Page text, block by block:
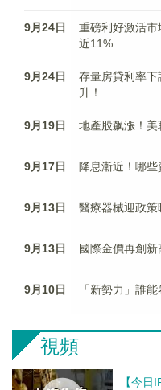
9月24日
重磅利好激活
近11%
9月24日
存量房貸利率
升！
9月19日 地產股飙漲！美
9月17日 降息漸近！哪
9月13日 醫療器械迎政策
9月13日 國際金價再創新
9月10日 「新勢力」誰能
視頻
【今